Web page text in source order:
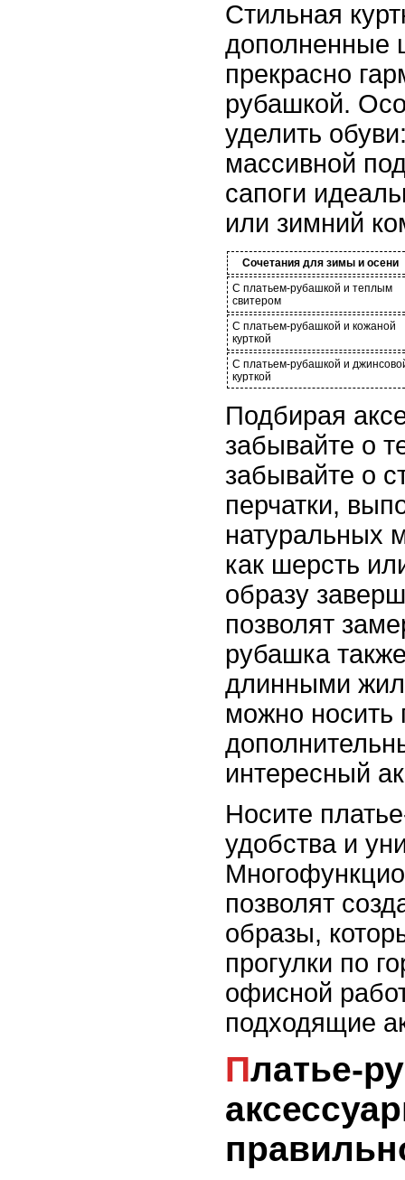
Стильная
дополненные
прекрасно
рубашкой.
уделить
массивной
сапоги
или зимний
Сочетания для зимы и осени
С платьем-рубашкой и теплым
свитером
С платьем-рубашкой и кожаной
курткой
С платьем-рубашкой и
курткой
Подбирая
забывайте о
забывайте о
перчатки,
натуральных
как шерсть
образу
позволят
рубашка
длинными
можно носить
интересный
Носите
удобства и
позволят
образы,
прогулки по
офисной
подходящие
Платье-рубашка и